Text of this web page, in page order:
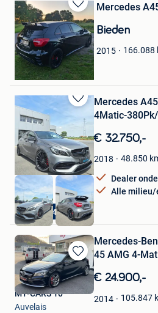
Bewaren
in
Mijn
Favorieten
Bieden
2015 166.088
S.E.
Olen
Bewaren
in
Mijn
Favorieten
Slechts 48850km
Mercedes
4Matic-
€ 32.750,-
2018 48.850
Dealer
Alle milieu/
Dr Cars
Ieper
Bewaren
in
Mijn
Favorieten
Mercedes-
45 AMG 4-
€ 24.900,-
2014 105.847
MY-CARS 10
Auvelais